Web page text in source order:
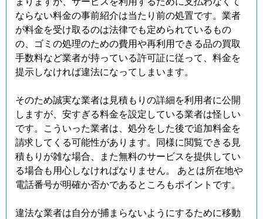
ならない料金の事前紹介は当たり前の処置です。業者
が料金を受け取るのは法律でも定められているもの
の、ゴミの処理のための費用や再利用できる品の買取
手数料など業者が持っている許可証に従って、料金を
提示しなければ違法になってしまいます。
そのため誠実な業者は見積もりの詳細を利用者に公開
しますが、安すぎる料金を設定している業者は怪しい
です。こういった業者は、処分をした後で追加料金を
請求してくる可能性があります。同様に閲覧できる見
積もりが雑な場合、また無料のサービスを提供してい
る場合も用心しなければなりません。 あとは所在地や
電話番号が明確か否かであるところもポイントです。
違法な業者は自分が捕まらないようにするために移動